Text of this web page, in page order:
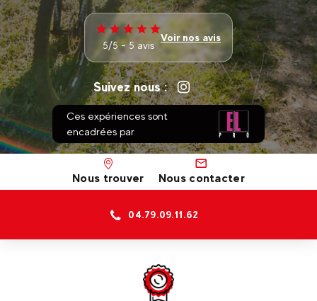
5/5 - 5 avis
Voir nos avis
Suivez nous :
Ces expériences sont
encadrées par
Nous trouver Nous contacter
04.79.09.11.62